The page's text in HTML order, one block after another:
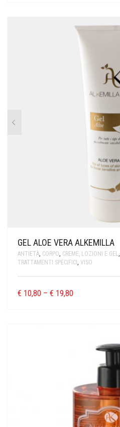
GEL ALOE VERA ALKEMILLA
ANTIETÀ, CORPO, CREME, LOZIONI E GEL,
TRATTAMENTI SPECIFICI , VISO
€ 10,80 – € 19,80